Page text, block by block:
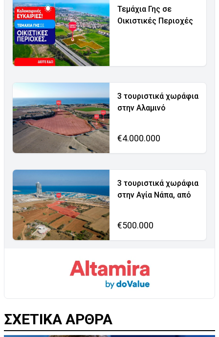
Τεμάχια Γης σε
Οικιστικές Περιοχές
3 τουριστικά χωράφια
στην Αλαμινό
€4.000.000
3 τουριστικά χωράφια
στην Αγία Νάπα, από
€500.000
ΣΧΕΤΙΚΑ ΑΡΘΡΑ